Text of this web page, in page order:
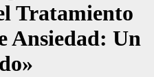
Tratamiento
Ansiedad: Un